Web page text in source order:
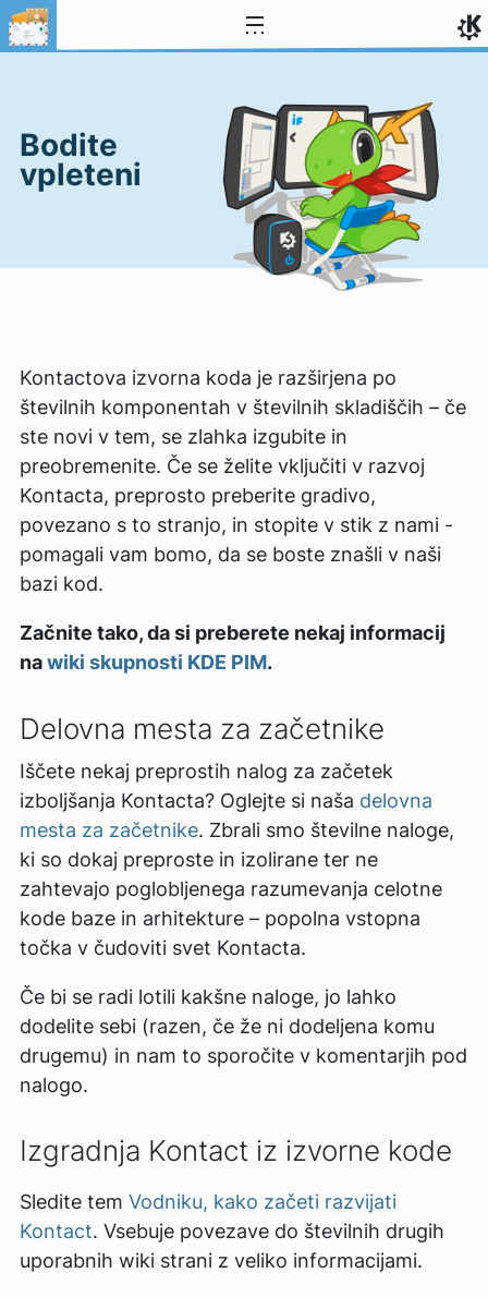
Preskoči na vsebino
Bodite
vpleteni
Kontactova izvorna koda je razširjena po
številnih komponentah v številnih skladiščih – če
ste novi v tem, se zlahka izgubite in
preobremenite. Če se želite vključiti v razvoj
Kontacta, preprosto preberite gradivo,
povezano s to stranjo, in stopite v stik z nami -
pomagali vam bomo, da se boste znašli v naši
bazi kod.
Začnite tako, da si preberete nekaj informacij
nawiki skupnosti KDE PIM.
Delovna mesta za začetnike
Iščete nekaj preprostih nalog za začetek
izboljšanja Kontacta? Oglejte si naša delovna
mesta za začetnike. Zbrali smo številne naloge,
ki so dokaj preproste in izolirane ter ne
zahtevajo poglobljenega razumevanja celotne
kode baze in arhitekture – popolna vstopna
točka v čudoviti svet Kontacta.
Če bi se radi lotili kakšne naloge, jo lahko
dodelite sebi (razen, če že ni dodeljena komu
drugemu) in nam to sporočite v komentarjih pod
nalogo.
Izgradnja Kontact iz izvorne kode
Sledite tem Vodniku, kako začeti razvijati
Kontact. Vsebuje povezave do številnih drugih
uporabnih wiki strani z veliko informacijami.